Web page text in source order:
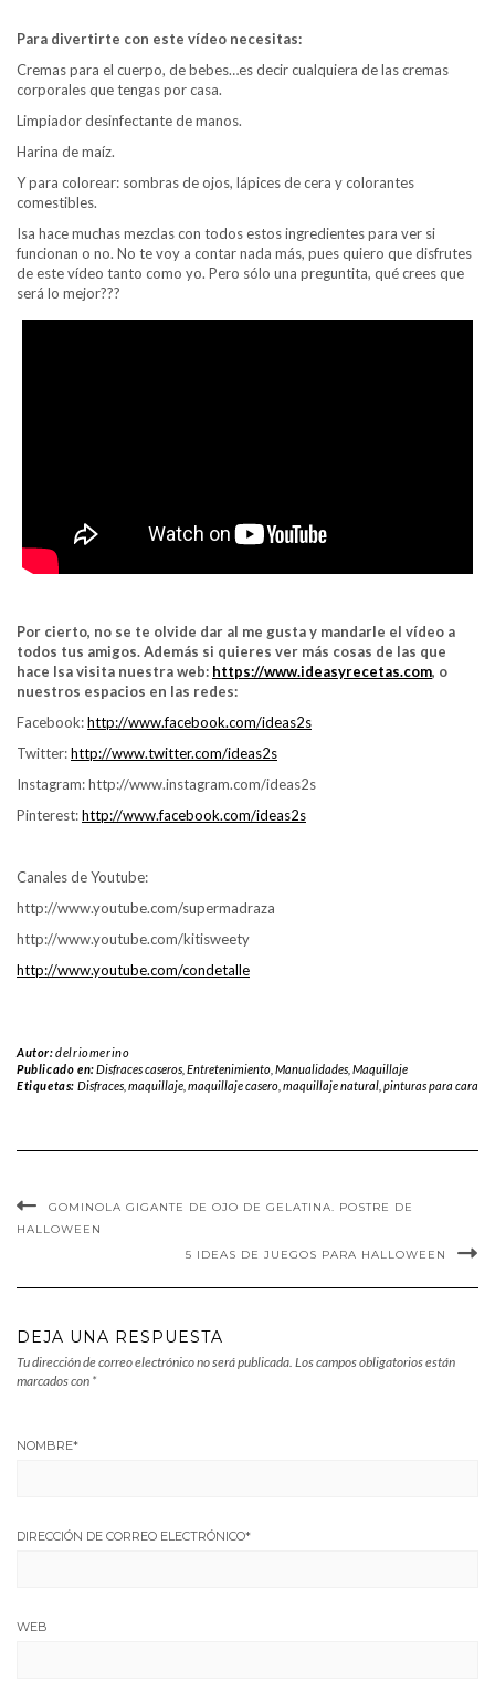
Para divertirte con este vídeo necesitas:
Cremas para el cuerpo, de bebes…es decir cualquiera de las cremas
corporales que tengas por casa.
Limpiador desinfectante de manos.
Harina de maíz.
Y para colorear: sombras de ojos, lápices de cera y colorantes
comestibles.
Isa hace muchas mezclas con todos estos ingredientes para ver si
funcionan o no. No te voy a contar nada más, pues quiero que disfrutes
de este vídeo tanto como yo. Pero sólo una preguntita, qué crees que
será lo mejor???
Por cierto, no se te olvide dar al me gusta y mandarle el vídeo a
todos tus amigos. Además si quieres ver más cosas de las que
hace Isa visita nuestra web: https://www.ideasyrecetas.com, o
nuestros espacios en las redes:
Facebook:http://www.facebook.com/ideas2s
Twitter:http://www.twitter.com/ideas2s
Instagram: http://www.instagram.com/ideas2s
Pinterest:http://www.facebook.com/ideas2s
Canales de Youtube:
http://www.youtube.com/supermadraza
http://www.youtube.com/kitisweety
http://www.youtube.com/condetalle
Autor:delriomerino
Publicado en:Disfraces caseros ,Entretenimiento ,Manualidades ,Maquillaje
Etiquetas: Disfraces, maquillaje, maquillaje casero, maquillaje natural, pinturas para cara
GOMINOLA GIGANTE DE OJO DE GELATINA. POSTRE DE
HALLOWEEN
5 IDEAS DE JUEGOS PARA HALLOWEEN
DEJA UNA RESPUESTA
Tu dirección de correo electrónico no será publicada. Los campos obligatorios están
marcados con *
NOMBRE*
DIRECCIÓN DE CORREO ELECTRÓNICO*
WEB